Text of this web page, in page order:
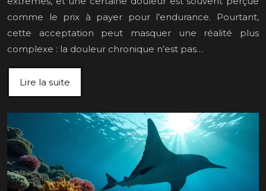
comme le prix à payer pour l’endurance. Pourtant,
cette acceptation peut masquer une réalité plus
complexe : la douleur chronique n’est pas…
Lire la suite